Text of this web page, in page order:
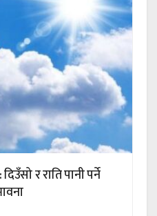
र राति पानी पर्ने